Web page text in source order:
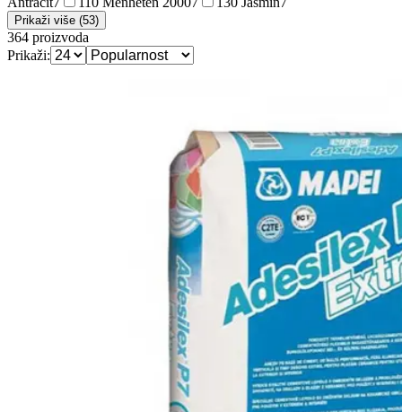
Prikaži više (53)
364 proizvoda
Prikaži: